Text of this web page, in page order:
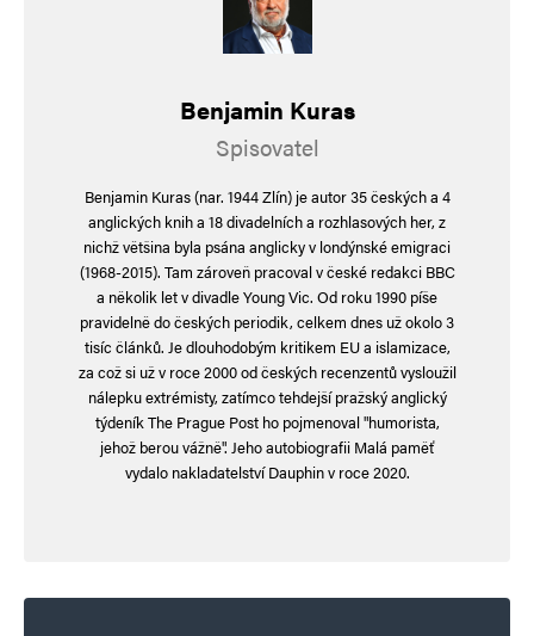
Informujte mě o nových příspěvcích e-mailem.
Benjamin Kuras
Spisovatel
Benjamin Kuras (nar. 1944 Zlín) je autor 35 českých a 4
anglických knih a 18 divadelních a rozhlasových her, z
nichž většina byla psána anglicky v londýnské emigraci
(1968-2015). Tam zároveň pracoval v české redakci BBC
a několik let v divadle Young Vic. Od roku 1990 píše
pravidelně do českých periodik, celkem dnes už okolo 3
tisíc článků. Je dlouhodobým kritikem EU a islamizace,
za což si už v roce 2000 od českých recenzentů vysloužil
nálepku extrémisty, zatímco tehdejší pražský anglický
týdeník The Prague Post ho pojmenoval "humorista,
jehož berou vážně". Jeho autobiografii Malá paměť
vydalo nakladatelství Dauphin v roce 2020.